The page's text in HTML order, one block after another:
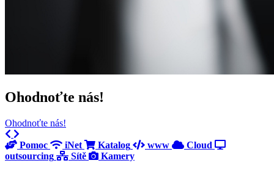
Ohodnoťte nás!
Ohodnoťte nás!
Previous
Pomoc
iNet Katalog www
Cloud
outsourcing
Sítě Kamery